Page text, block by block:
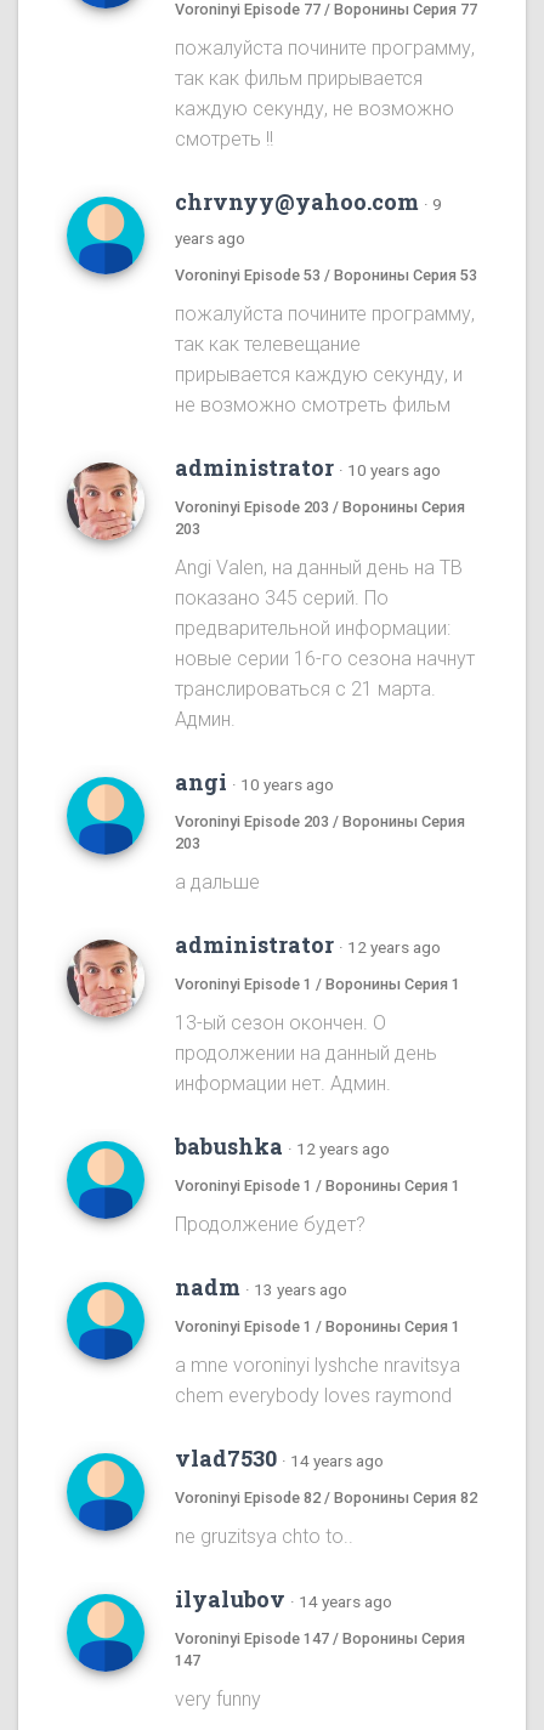
Voroninyi Episode 77 / Воронины Серия 77
пожалуйста почините программу,
так как фильм прирывается
каждую секунду, не возможно
смотреть !!
chrvnyy@yahoo.com · 9
years ago
Voroninyi Episode 53 / Воронины Серия 53
пожалуйста почините программу,
так как телевещание
прирывается каждую секунду, и
не возможно смотреть фильм
administrator · 10 years ago
Voroninyi Episode 203 / Воронины Серия
203
Angi Valen, на данный день на ТВ
показано 345 серий. По
предварительной информации:
новые серии 16-го сезона начнут
транслироваться с 21 марта.
Админ.
angi · 10 years ago
Voroninyi Episode 203 / Воронины Серия
203
а дальше
administrator · 12 years ago
Voroninyi Episode 1 / Воронины Серия 1
13-ый сезон окончен. О
продолжении на данный день
информации нет. Админ.
babushka · 12 years ago
Voroninyi Episode 1 / Воронины Серия 1
Продолжение будет?
nadm · 13 years ago
Voroninyi Episode 1 / Воронины Серия 1
a mne voroninyi lyshche nravitsya
chem everybody loves raymond
vlad7530 · 14 years ago
Voroninyi Episode 82 / Воронины Серия 82
ne gruzitsya chto to..
ilyalubov · 14 years ago
Voroninyi Episode 147 / Воронины Серия
147
very funny